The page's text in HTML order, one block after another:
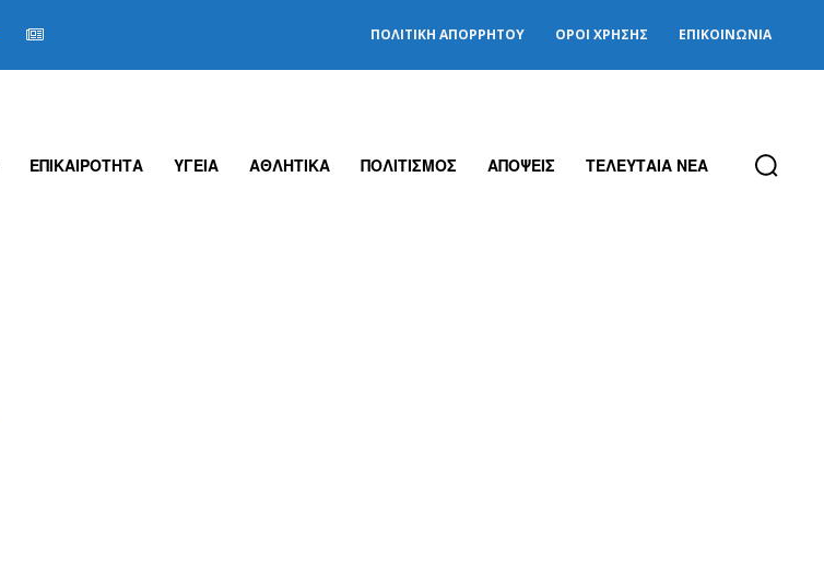
ΠΟΛΙΤΙΚΉ ΑΠΟΡΡΉΤΟΥ ΌΡΟΙ ΧΡΉΣΗΣ ΕΠΙΚΟΙΝΩΝΊΑ
ΕΠΙΚΑΙΡΟΤΗΤΑ ΥΓΕΙΑ ΑΘΛΗΤΙΚΑ ΠΟΛΙΤΙΣΜΟΣ ΑΠΟΨΕΙΣ ΤΕΛΕΥΤΑΙΑ ΝΕΑ